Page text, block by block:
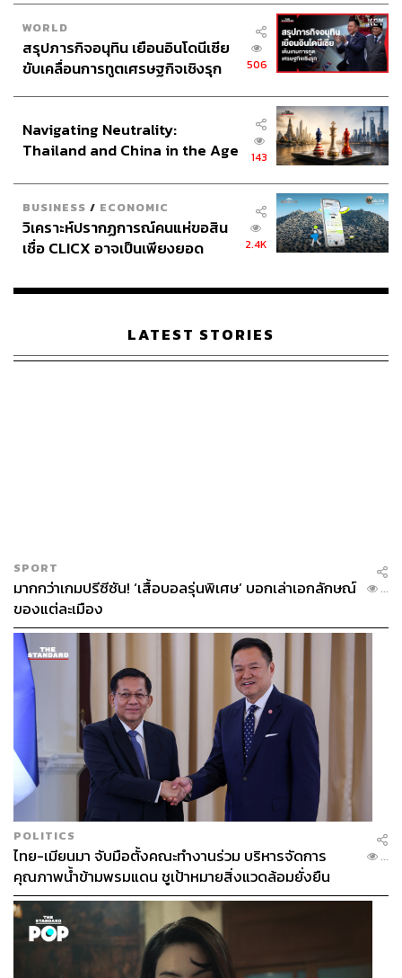
WORLD
สรุปภารกิจอนุทิน เยือนอินโดนีเซีย
ขับเคลื่อนการทูตเศรษฐกิจเชิงรุก
506
Navigating Neutrality:
Thailand and China in the Age
143
BUSINESS / ECONOMIC
วิเคราะห์ปรากฏการณ์คนแห่ขอสิน
เชื่อ CLICX อาจเป็นเพียงยอด
เรือนไทยที่ถูกซุกไว้
2.4K
LATEST STORIES
SPORT
มากกว่าเกมปรีซีซัน! ‘เสื้อบอลรุ่นพิเศษ’ บอกเล่าเอกลักษณ์
ของแต่ละเมือง
...
POLITICS
ไทย-เมียนมา จับมือตั้งคณะทำงานร่วม บริหารจัดการ
คุณภาพน้ำข้ามพรมแดน ชูเป้าหมายสิ่งแวดล้อมยั่งยืน
...